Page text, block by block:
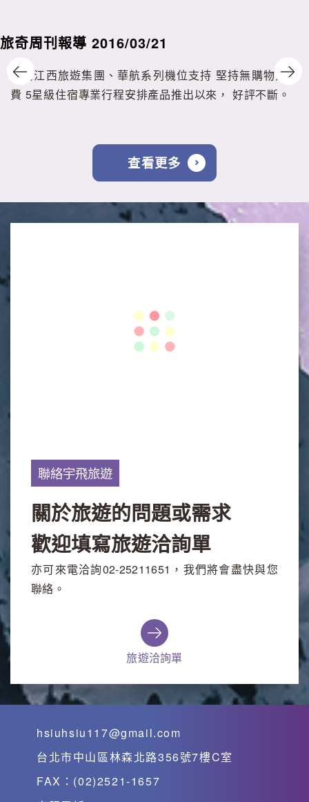
旅奇周刊報導 2016/03/21
感謝江西旅遊集團、華航系列機位支持 堅持無購物無自
費 5星級住宿專業行程安排產品推出以來， 好評不斷。
查看更多
聯絡宇飛旅遊
關於旅遊的問題或需求
歡迎填寫旅遊洽詢單
亦可來電洽詢02-25211651，我們將會盡快與您
聯絡。
旅遊洽詢單
hsiuhsiu117@gmail.com
台北市中山區林森北路356號7樓C室
FAX：(02)2521-1657